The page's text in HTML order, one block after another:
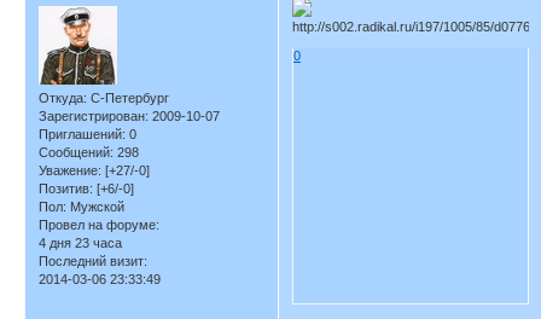
Откуда: С-Петербург
Зарегистрирован: 2009-10-07
Приглашений: 0
Сообщений: 298
Уважение: [+27/-0]
Позитив: [+6/-0]
Пол: Мужской
Провел на форуме:
4 дня 23 часа
Последний визит:
2014-03-06 23:33:49
0